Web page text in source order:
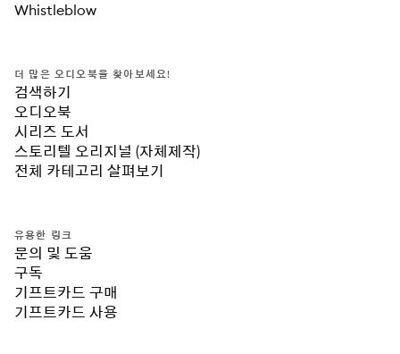
Whistleblow
더 많은 오디오북을 찾아보세요!
검색하기
오디오북
시리즈 도서
스토리텔 오리지널 (자체제작)
전체 카테고리 살펴보기
유용한 링크
문의 및 도움
구독
기프트카드 구매
기프트카드 사용